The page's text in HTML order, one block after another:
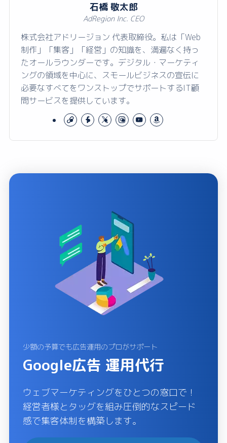
石橋 敬太郎
AdRegion Inc. CEO
株式会社アドリージョン 代表取締役。私は「Web
制作」「集客」「経営」の知識を、満遍なく持っ
たオールラウンダーです。デジタル・マーケティ
ングの領域を中心に、スモールビジネスの宣伝に
必要なすべてをワンストップでサポートするIT顧
問サービスを提供しています。
少額の予算でも広告運用のプロがサポート
Google広告 運用代行
ウェブマーケティングをひとつの窓口で！
経営者様とタッグを組み圧倒的なスピード
感で集客体制を構築します。